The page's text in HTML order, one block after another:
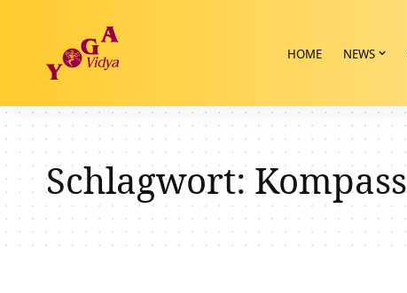
HOME NEWS
Schlagwort:Kompass